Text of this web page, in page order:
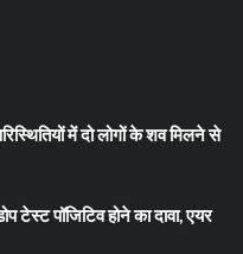
में दो लोगों के शव मिलने से
पॉजिटिव होने का दावा, एयर